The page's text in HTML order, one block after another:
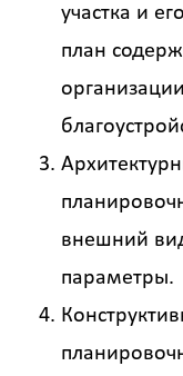
участка и
план
внешний
параметры.